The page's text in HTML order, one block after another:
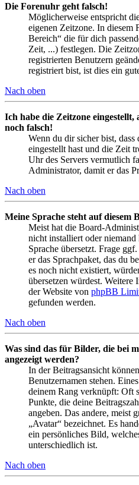
Die Forenuhr geht falsch!
Möglicherweise entspricht
eigenen Zeitzone. In diesem
Bereich“ die für dich
Zeit, ...) festlegen. Die
registrierten Benutzern
registriert bist, ist dies ein
Nach oben
Ich habe die Zeitzone
noch falsch!
Wenn du dir sicher bist,
eingestellt hast und die Zeit
Uhr des Servers vermutlich
Administrator, damit er das
Nach oben
Meine Sprache steht auf diesem
Meist hat die Board-
nicht installiert oder
Sprache übersetzt. Frage
er das Sprachpaket, das du
es noch nicht existiert,
übersetzen würdest. Weitere
der Website von phpBB
gefunden werden.
Nach oben
Was sind das für Bilder, die bei
angezeigt werden?
In der Beitragsansicht
Benutzernamen stehen.
deinem Rang verknüpft: Oft
Punkte, die deine
angeben. Das andere, meist
„Avatar“ bezeichnet. Es
ein persönliches Bild,
unterschiedlich ist.
Nach oben